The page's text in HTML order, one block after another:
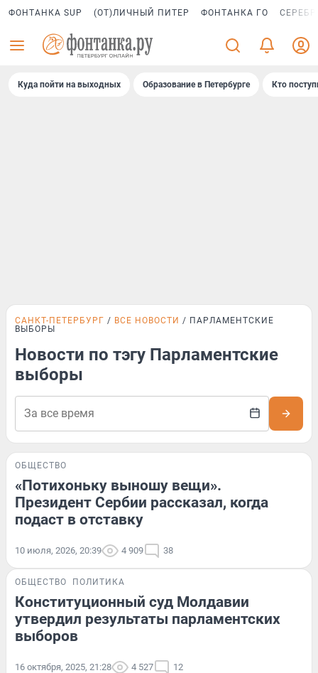
ФОНТАНКА SUP (ОТ)ЛИЧНЫЙ ПИТЕР ФОНТАНКА ГО
Куда пойти на выходных Образование в Петербурге Кто
САНКТ-ПЕТЕРБУРГ ВСЕ НОВОСТИ
ПАРЛАМЕНТСКИЕ
ВЫБОРЫ
Новости по тэгу Парламентские
выборы
ОБЩЕСТВО
«Потихоньку выношу вещи».
Президент Сербии рассказал, когда
подаст в отставку
10 июля, 2026, 20:39 4 909 38
ОБЩЕСТВО ПОЛИТИКА
Конституционный суд Молдавии
утвердил результаты парламентских
выборов
16 октября, 2025, 21:28 4 527 12